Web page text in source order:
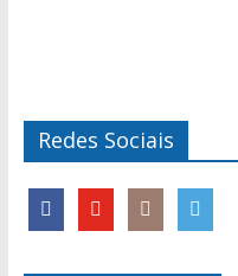
Redes Sociais